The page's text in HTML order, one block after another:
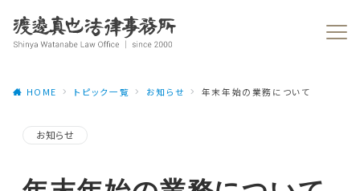
HOME トピック一覧 お知らせ 年末年始の業務について
お知らせ